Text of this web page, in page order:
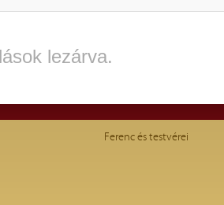
lezárva.
Ferenc és testvérei